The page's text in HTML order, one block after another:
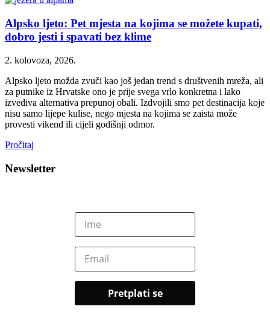
Alpsko ljeto: Pet mjesta na kojima se možete kupati,
dobro jesti i spavati bez klime
2. kolovoza, 2026.
Alpsko ljeto možda zvuči kao još jedan trend s društvenih mreža, ali
za putnike iz Hrvatske ono je prije svega vrlo konkretna i lako
izvediva alternativa prepunoj obali. Izdvojili smo pet destinacija koje
nisu samo lijepe kulise, nego mjesta na kojima se zaista može
provesti vikend ili cijeli godišnji odmor.
Pročitaj
Newsletter